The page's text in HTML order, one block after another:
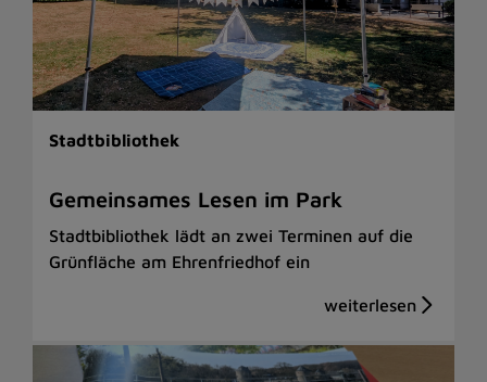
Stadtbibliothek
Gemeinsames Lesen im Park
Stadtbibliothek lädt an zwei Terminen auf die
Grünfläche am Ehrenfriedhof ein